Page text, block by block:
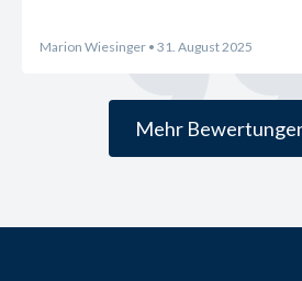
Marion Wiesinger • 31. August 2025
Mehr